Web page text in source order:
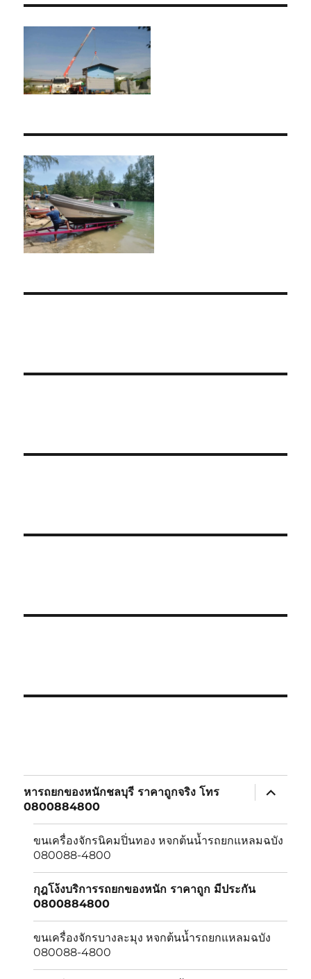
หารถยกของหนักชลบุรี ราคาถูกจริง โทร
0800884800
expand
child
ขนเครื่องจักรนิคมปิ่นทอง หจกต้นน้ำรถยกแหลมฉบัง
080088-4800
กุฎโง้งบริการรถยกของหนัก ราคาถูก มีประกัน
0800884800
ขนเครื่องจักรบางละมุง หจกต้นน้ำรถยกแหลมฉบัง
080088-4800